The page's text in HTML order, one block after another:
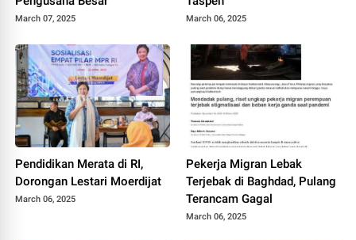
March 07, 2025 March 06, 2025
Pendidikan Merata di RI,
Dorongan Lestari Moerdijat
March 06, 2025
Pekerja Migran Lebak
Terjebak di Baghdad, Pulang
Terancam Gagal
March 06, 2025